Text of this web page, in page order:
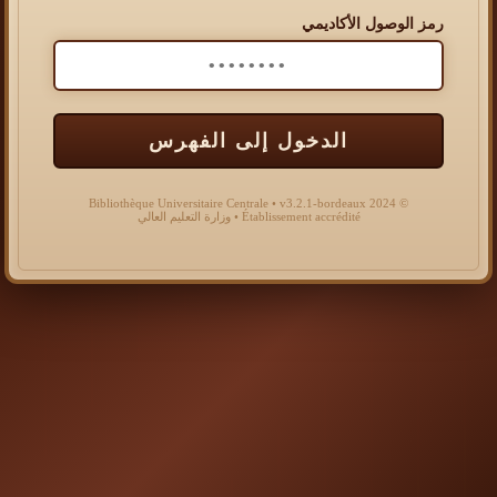
رمز الوصول الأكاديمي
الدخول إلى الفهرس
© 2024 Bibliothèque Universitaire Centrale • v3.2.1-bordeaux
Établissement accrédité • وزارة التعليم العالي